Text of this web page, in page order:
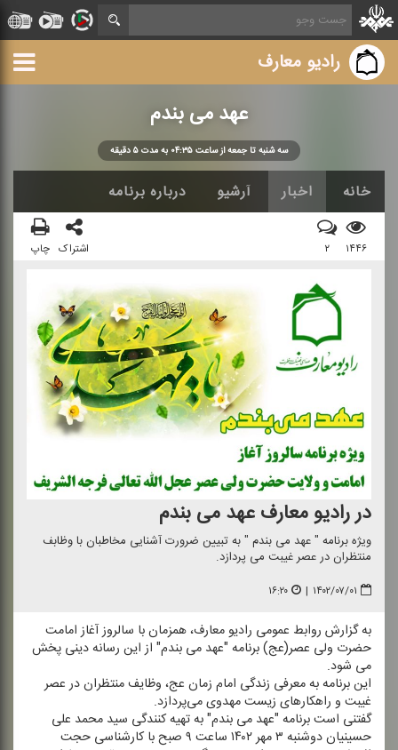
رادیو معارف
عهد می بندم
سه شنبه تا جمعه از ساعت ۰۴:۳۵ به مدت ۵ دقیقه
خانه اخبار آرشیو درباره برنامه
۱۴۴۶ ۲ اشتراک چاپ
در رادیو معارف عهد می بندم
ویژه برنامه " عهد می بندم " به تبیین ضرورت آشنایی مخاطبان با وظابف
منتظران در عصر غیبت می پردازد.
۱۴۰۲/۰۷/۰۱ | ۱۶:۲۰
به گزارش روابط عمومی رادیو معارف،‌ همزمان با سالروز آغاز امامت
حضرت ولی عصر(عج) برنامه "عهد می بندم" از این رسانه دینی پخش
می شود.
این برنامه به معرفی زندگی امام زمان عج، وظایف منتظران در عصر
غیبت و راهكارهای زیست مهدوی می‌پردازد.
گفتنی است برنامه "عهد می بندم" به تهیه كنندگی سید محمد علی
حسینیان دوشنبه ۳ مهر ۱۴۰۲ ساعت ۹ صبح با كارشناسی حجت